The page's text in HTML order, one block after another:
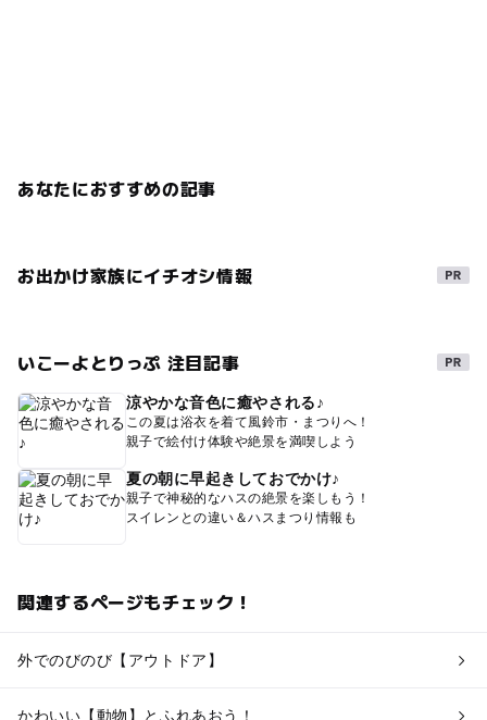
あなたにおすすめの記事
お出かけ家族にイチオシ情報
いこーよとりっぷ 注目記事
涼やかな音色に癒やされる♪
この夏は浴衣を着て風鈴市・まつりへ！
親子で絵付け体験や絶景を満喫しよう
夏の朝に早起きしておでかけ♪
親子で神秘的なハスの絶景を楽しもう！
スイレンとの違い＆ハスまつり情報も
関連するページもチェック！
外でのびのび【アウトドア】
かわいい【動物】とふれあおう！